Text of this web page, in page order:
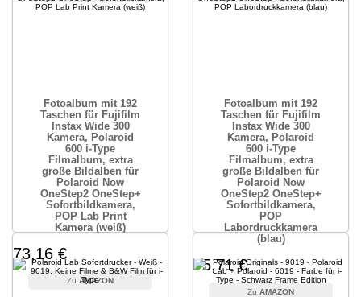
Fotoalbum mit 192
Taschen für Fujifilm
Instax Wide 300
Kamera, Polaroid
600 i-Type
Filmalbum, extra
große Bildalben für
Polaroid Now
OneStep2 OneStep+
Sofortbildkamera,
POP Lab Print
Kamera (weiß)
73,16 €
AMAZON
Fotoalbum mit 192
Taschen für Fujifilm
Instax Wide 300
Kamera, Polaroid
600 i-Type
Filmalbum, extra
große Bildalben für
Polaroid Now
OneStep2 OneStep+
Sofortbildkamera,
POP
Labordruckkamera
(blau)
75,71 €
AMAZON